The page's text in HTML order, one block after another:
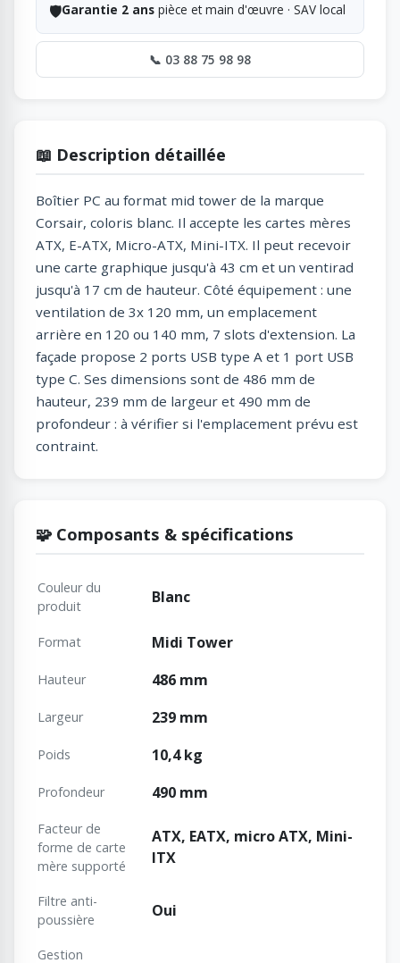
🛡️Garantie 2 anspièce et main d'œuvre · SAV local
📞 03 88 75 98 98
📖 Description détaillée
Boîtier PC au format mid tower de la marque
Corsair, coloris blanc. Il accepte les cartes mères
ATX, E-ATX, Micro-ATX, Mini-ITX. Il peut recevoir
une carte graphique jusqu'à 43 cm et un ventirad
jusqu'à 17 cm de hauteur. Côté équipement : une
ventilation de 3x 120 mm, un emplacement
arrière en 120 ou 140 mm, 7 slots d'extension. La
façade propose 2 ports USB type A et 1 port USB
type C. Ses dimensions sont de 486 mm de
hauteur, 239 mm de largeur et 490 mm de
profondeur : à vérifier si l'emplacement prévu est
contraint.
🧩 Composants & spécifications
Couleur du
produit
Blanc
Format Midi Tower
Hauteur 486 mm
Largeur 239 mm
Poids 10,4 kg
Profondeur 490 mm
Facteur de
forme de carte
mère supporté
ATX, EATX, micro ATX, Mini-
ITX
Filtre anti-
poussière
Oui
Gestion